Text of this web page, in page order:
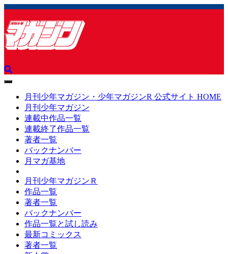
toggle
navigation月刊少年マガジン・少年マガジンR 公式サイト HOME
月刊少年マガジン
連載中作品一覧
連載終了作品一覧
著者一覧
バックナンバー
月マガ基地
月刊少年マガジンＲ
作品一覧
著者一覧
バックナンバー
作品一覧と試し読み
最新コミックス
著者一覧